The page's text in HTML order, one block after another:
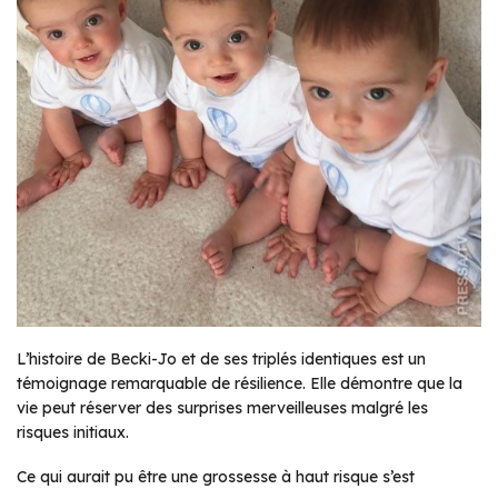
L’histoire de Becki-Jo et de ses triplés identiques est un
témoignage remarquable de résilience. Elle démontre que la
vie peut réserver des surprises merveilleuses malgré les
risques initiaux.
Ce qui aurait pu être une grossesse à haut risque s’est